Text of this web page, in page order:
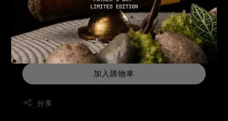
觀看效果 查看 AR 加購
立即購買
加入購物車
分享